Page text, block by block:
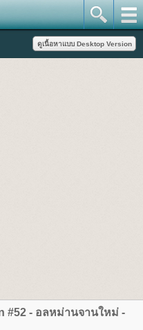
#52 - อลหม่านจานใหม่ -